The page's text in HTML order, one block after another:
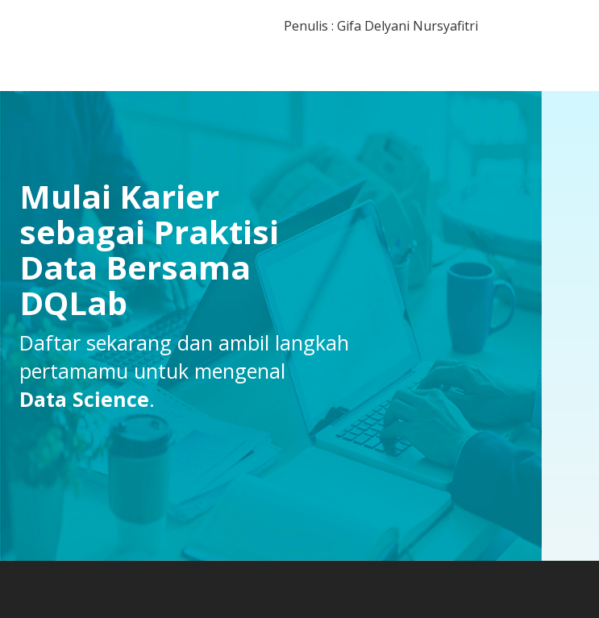
Penulis : Gifa Delyani Nursyafitri
Mulai Karier
sebagai Praktisi
Data Bersama
DQLab
Daftar sekarang dan ambil langkah
pertamamu untuk mengenal
Data Science.